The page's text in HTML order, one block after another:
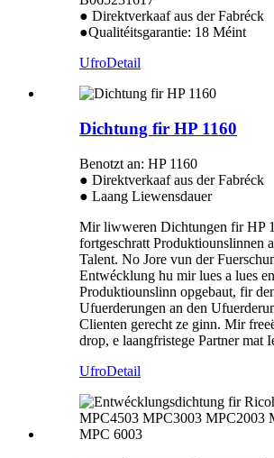
● Direktverkaaf aus der Fabréck
●Qualitéitsgarantie: 18 Méint
UfroDetail
Dichtung fir HP 1160
Benotzt an: HP 1160
● Direktverkaaf aus der Fabréck
● Laang Liewensdauer
Mir liwweren Dichtungen fir HP
fortgeschratt Produktiounslinnen
Talent. No Jore vun der
Entwécklung hu mir lues a lues
Produktiounslinn opgebaut, fir
Ufuerderungen an den
Clienten gerecht ze ginn. Mir
drop, e laangfristege Partner mat
UfroDetail